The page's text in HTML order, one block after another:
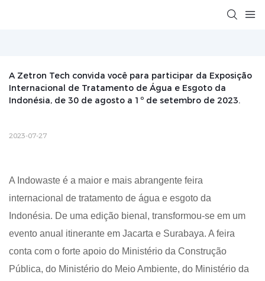
A Zetron Tech convida você para participar da Exposição
Internacional de Tratamento de Água e Esgoto da
Indonésia, de 30 de agosto a 1º de setembro de 2023.
2023-07-27
A Indowaste é a maior e mais abrangente feira
internacional de tratamento de água e esgoto da
Indonésia. De uma edição bienal, transformou-se em um
evento anual itinerante em Jacarta e Surabaya. A feira
conta com o forte apoio do Ministério da Construção
Pública, do Ministério do Meio Ambiente, do Ministério da